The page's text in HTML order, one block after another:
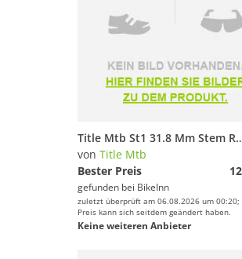
Title Mtb St1
von Title Mtb
Bester Preis
gefunden bei BikeInn
zuletzt überprüft am 06.08.2026 um 00:20;
Preis kann sich seitdem geändert haben.
Keine weiteren Anbieter